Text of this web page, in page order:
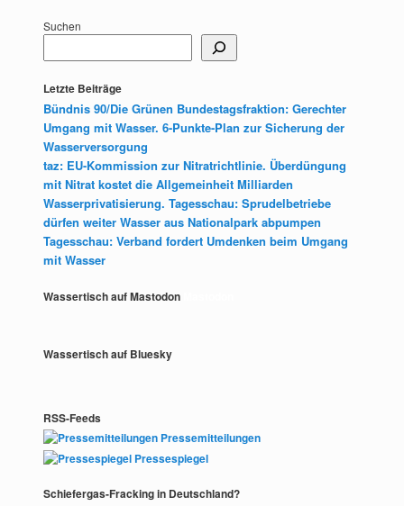
Suchen
Letzte Beiträge
Bündnis 90/Die Grünen Bundestagsfraktion: Gerechter
Umgang mit Wasser. 6-Punkte-Plan zur Sicherung der
Wasserversorgung
taz: EU-Kommission zur Nitratrichtlinie. Überdüngung
mit Nitrat kostet die Allgemeinheit Milliarden
Wasserprivatisierung. Tagesschau: Sprudelbetriebe
dürfen weiter Wasser aus Nationalpark abpumpen
Tagesschau: Verband fordert Umdenken beim Umgang
mit Wasser
Wassertisch auf Mastodon
Wassertisch auf Bluesky
RSS-Feeds
Pressemitteilungen
Pressespiegel
Schiefergas-Fracking in Deutschland?